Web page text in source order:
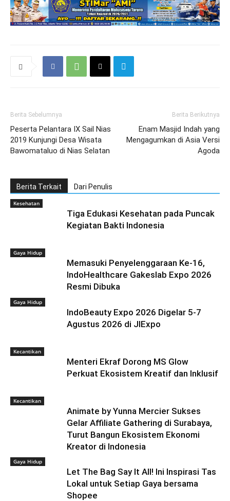
Berita Sebelumnya
Peserta Pelantara IX Sail Nias
2019 Kunjungi Desa Wisata
Bawomataluo di Nias Selatan
Berita Berikutnya
Enam Masjid Indah yang
Mengagumkan di Asia Versi
Agoda
Berita Terkait Dari Penulis
Kesehatan
Tiga Edukasi Kesehatan pada Puncak
Kegiatan Bakti Indonesia
Gaya Hidup
Memasuki Penyelenggaraan Ke-16,
IndoHealthcare Gakeslab Expo 2026
Resmi Dibuka
Gaya Hidup
IndoBeauty Expo 2026 Digelar 5-7
Agustus 2026 di JIExpo
Kecantikan
Menteri Ekraf Dorong MS Glow
Perkuat Ekosistem Kreatif dan Inklusif
Kecantikan
Animate by Yunna Mercier Sukses
Gelar Affiliate Gathering di Surabaya,
Turut Bangun Ekosistem Ekonomi
Kreator di Indonesia
Gaya Hidup
Let The Bag Say It All! Ini Inspirasi Tas
Lokal untuk Setiap Gaya bersama
Shopee